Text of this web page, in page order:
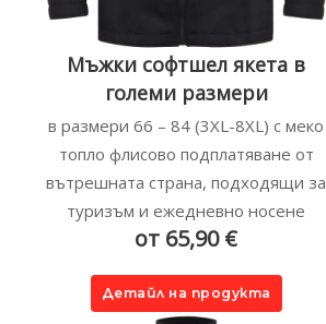
Мъжки софтшел якета в
големи размери
в размери 66 – 84 (3XL-8XL) с меко
топло флисово подплатяване от
вътрешната страна, подходящи за
туризъм и ежедневно носене
от 65,90 €
Детайл на продукта